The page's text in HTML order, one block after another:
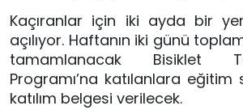
Kaçıranlar için iki ayda bir
açılıyor. Haftanın iki günü
tamamlanacak Bisiklet
Programı’na katılanlara
katılım belgesi verilecek.